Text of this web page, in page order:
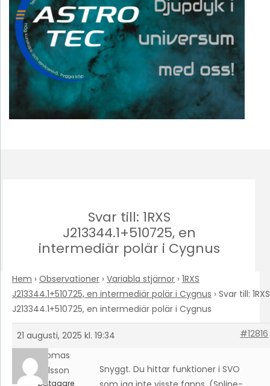
Svar till: 1RXS
J213344.1+510725, en
intermediär polär i Cygnus
Hem › Observationer › Variabla stjärnor › 1RXS
J213344.1+510725, en intermediär polär i Cygnus › Svar till: 1RXS
J213344.1+510725, en intermediär polär i Cygnus
21 augusti, 2025 kl. 19:34
#12816
Thomas
Karlsson
Deltagare
Snyggt. Du hittar funktioner i SVO